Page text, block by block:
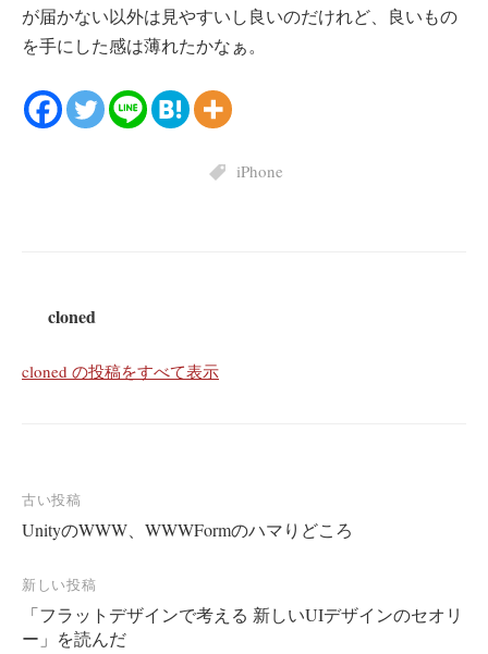
が届かない以外は見やすいし良いのだけれど、良いもの
を手にした感は薄れたかなぁ。
iPhone
cloned
cloned の投稿をすべて表示
投
稿
ナ
ビ
ゲ
古い投稿
UnityのWWW、WWWFormのハマりどころ
新しい投稿
「フラットデザインで考える 新しいUIデザインのセオリ
ー」を読んだ